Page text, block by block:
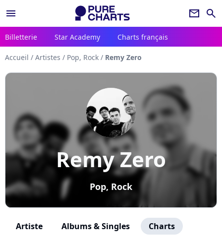
menu newsletter search
Billetterie Star Academy Charts français
Accueil / Artistes / Pop, Rock / Remy Zero
Remy Zero
Pop, Rock
Artiste Albums & Singles Charts